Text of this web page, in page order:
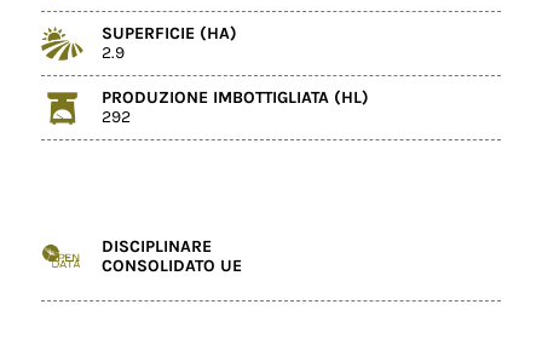
SUPERFICIE (HA)
2.9
PRODUZIONE IMBOTTIGLIATA (HL)
292
DISCIPLINARE
CONSOLIDATO UE